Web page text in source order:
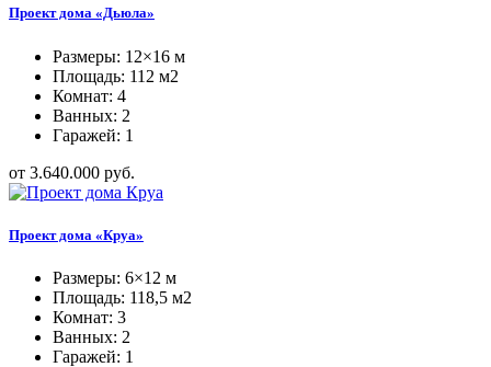
Проект дома «Дьюла»
Размеры: 12×16 м
Площадь: 112 м2
Комнат: 4
Ванных: 2
Гаражей: 1
от 3.640.000 руб.
Проект дома «Круа»
Размеры: 6×12 м
Площадь: 118,5 м2
Комнат: 3
Ванных: 2
Гаражей: 1